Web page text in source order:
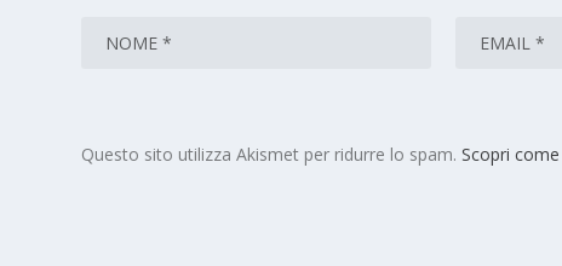
Questo sito utilizza Akismet per ridurre lo spam.Scopri